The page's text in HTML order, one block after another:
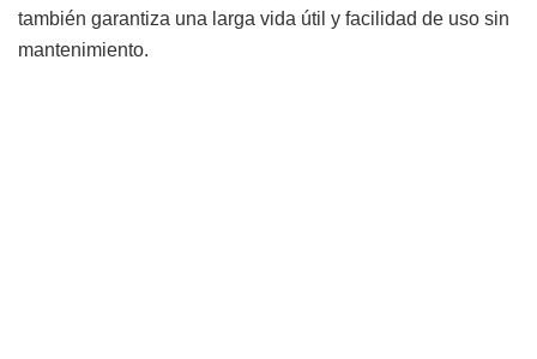
también garantiza una larga vida útil y facilidad de uso sin
mantenimiento.